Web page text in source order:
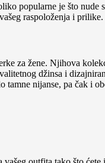
popularne je što
raspoloženja i prilike.
za žene. Njihova
džinsa i
tamne nijanse, pa čak i